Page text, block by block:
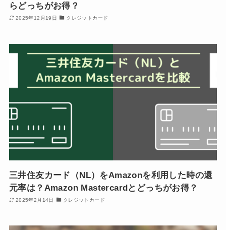
らどっちがお得？
2025年12月19日 クレジットカード
三井住友カード（NL）をAmazonを利用した時の還
元率は？Amazon Mastercardとどっちがお得？
2025年2月14日 クレジットカード